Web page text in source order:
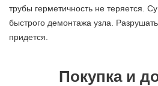
трубы герметичность не теряется.
быстрого демонтажа узла.
придется.
Покупка и